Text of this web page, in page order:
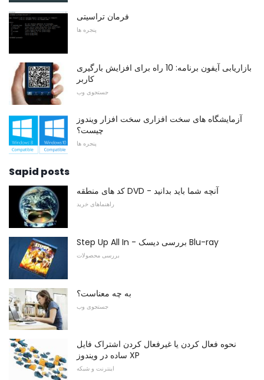
فرمان تراسیتی
پنجره ها
بازاریابی آیفون برنامه: 10 راه برای افزایش بارگیری
کاربر
جستجوی وب
آزمایشگاه های سخت افزاری سخت افزار ویندوز
چیست؟
پنجره ها
Sapid posts
کد های منطقه DVD - آنچه شما باید بدانید
راهنماهای خرید
Step Up All In - بررسی دیسک Blu-ray
بررسی محصولات
به چه معناست؟
جستجوی وب
نحوه فعال کردن یا غیرفعال کردن اشتراک فایل
ساده در ویندوز XP
اینترنت و شبکه